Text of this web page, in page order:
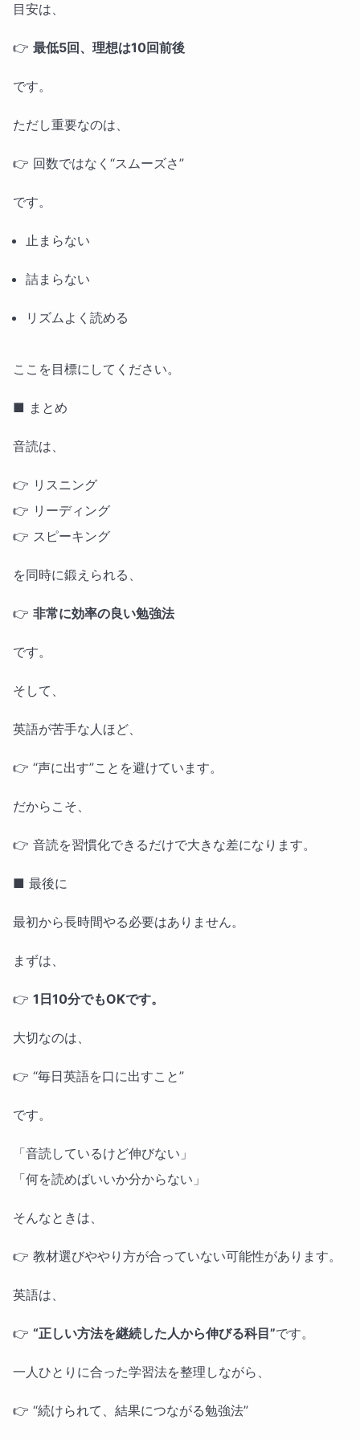
目安は、
👉 最低5回、理想は10回前後
です。
ただし重要なのは、
👉 回数ではなく“スムーズさ”
です。
止まらない
詰まらない
リズムよく読める
ここを目標にしてください。
■ まとめ
音読は、
👉 リスニング
👉 リーディング
👉 スピーキング
を同時に鍛えられる、
👉 非常に効率の良い勉強法
です。
そして、
英語が苦手な人ほど、
👉 “声に出す”ことを避けています。
だからこそ、
👉 音読を習慣化できるだけで大きな差になります。
■ 最後に
最初から長時間やる必要はありません。
まずは、
👉 1日10分でもOKです。
大切なのは、
👉 “毎日英語を口に出すこと”
です。
「音読しているけど伸びない」
「何を読めばいいか分からない」
そんなときは、
👉 教材選びややり方が合っていない可能性があります。
英語は、
👉 “正しい方法を継続した人から伸びる科目”です。
一人ひとりに合った学習法を整理しながら、
👉 “続けられて、結果につながる勉強法”